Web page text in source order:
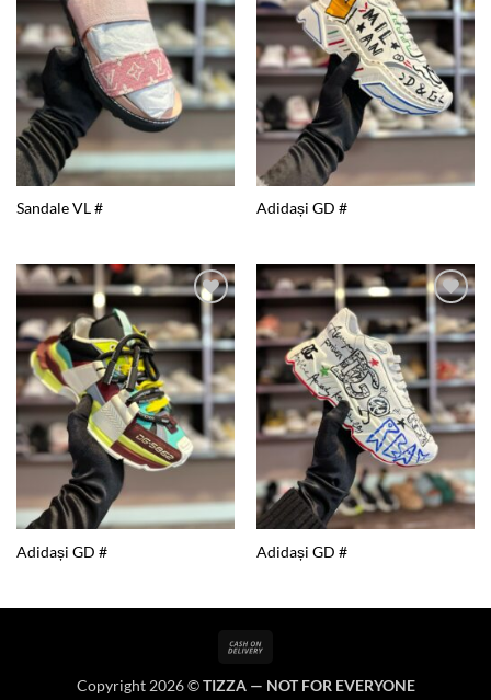
Sandale VL # Adidași GD #
Add to
wishlist
Adidași GD #
Add to
wishlist
Adidași GD #
Delivery
Copyright 2026 ©TIZZA — NOT FOR EVERYONE